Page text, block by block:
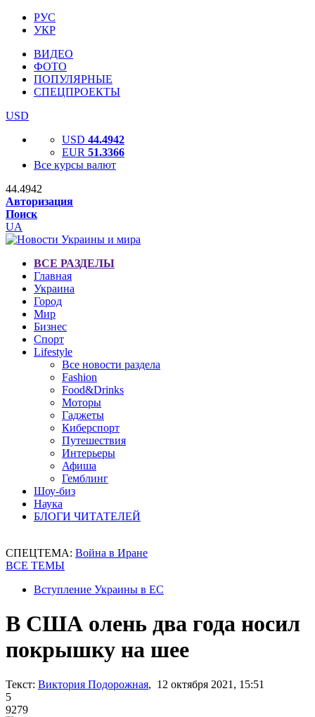
РУС
УКР
ВИДЕО
ФОТО
ПОПУЛЯРНЫЕ
СПЕЦПРОЕКТЫ
USD
USD 44.4942
EUR 51.3366
Все курсы валют
44.4942
Авторизация
Поиск
UA
ВСЕ РАЗДЕЛЫ
Главная
Украина
Город
Мир
Бизнес
Спорт
Lifestyle
Все новости раздела
Fashion
Food&Drinks
Моторы
Гаджеты
Киберспорт
Путешествия
Интерьеры
Афиша
Гемблинг
Шоу-биз
Наука
БЛОГИ ЧИТАТЕЛЕЙ
СПЕЦТЕМА: Война в Иране
ВСЕ ТЕМЫ
Вступление Украины в ЕС
В США олень два года носил
покрышку на шее
Текст: Виктория Подорожная, 12 октября 2021, 15:51
5
9279